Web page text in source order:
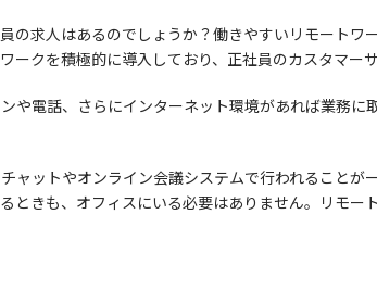
の求人はあるのでしょうか？働きやすいリモートワ
ークを積極的に導入しており、正社員のカスタマー
や電話、さらにインターネット環境があれば業務に
ャットやオンライン会議システムで行われることが
ときも、オフィスにいる必要はありません。リモー